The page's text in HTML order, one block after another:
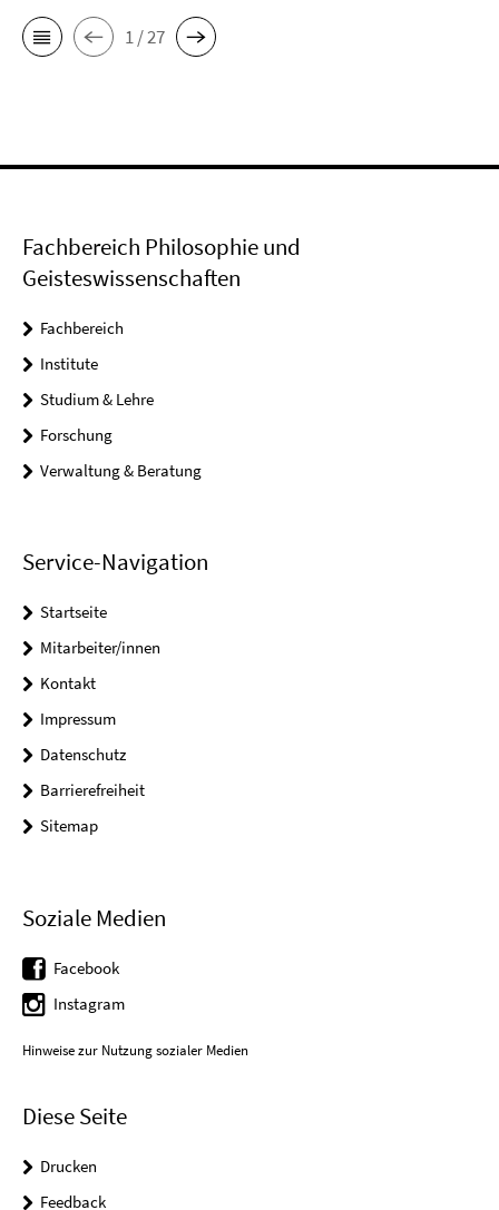
1 / 27
Fachbereich Philosophie und
Geisteswissenschaften
Fachbereich
Institute
Studium & Lehre
Forschung
Verwaltung & Beratung
Service-Navigation
Startseite
Mitarbeiter/innen
Kontakt
Impressum
Datenschutz
Barrierefreiheit
Sitemap
Soziale Medien
Facebook
Instagram
Hinweise zur Nutzung sozialer Medien
Diese Seite
Drucken
Feedback